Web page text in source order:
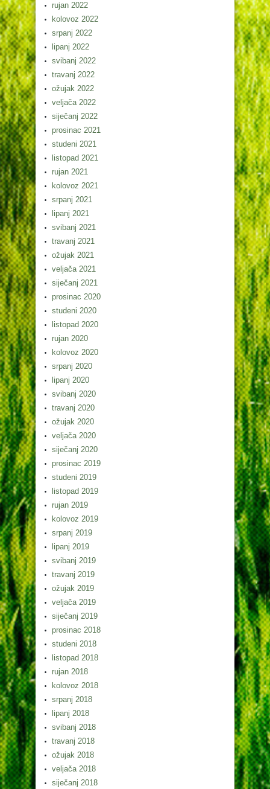
rujan 2022
kolovoz 2022
srpanj 2022
lipanj 2022
svibanj 2022
travanj 2022
ožujak 2022
veljača 2022
siječanj 2022
prosinac 2021
studeni 2021
listopad 2021
rujan 2021
kolovoz 2021
srpanj 2021
lipanj 2021
svibanj 2021
travanj 2021
ožujak 2021
veljača 2021
siječanj 2021
prosinac 2020
studeni 2020
listopad 2020
rujan 2020
kolovoz 2020
srpanj 2020
lipanj 2020
svibanj 2020
travanj 2020
ožujak 2020
veljača 2020
siječanj 2020
prosinac 2019
studeni 2019
listopad 2019
rujan 2019
kolovoz 2019
srpanj 2019
lipanj 2019
svibanj 2019
travanj 2019
ožujak 2019
veljača 2019
siječanj 2019
prosinac 2018
studeni 2018
listopad 2018
rujan 2018
kolovoz 2018
srpanj 2018
lipanj 2018
svibanj 2018
travanj 2018
ožujak 2018
veljača 2018
siječanj 2018